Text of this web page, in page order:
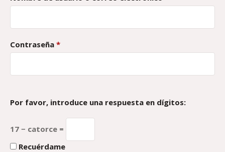
Contraseña*Obligatorio
Por favor, introduce una respuesta en dígitos:
17 − catorce =
Recuérdame